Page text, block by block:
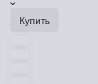
Купить